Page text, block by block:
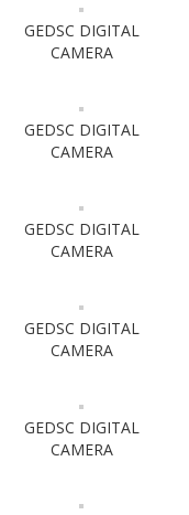
GEDSC DIGITAL
CAMERA
GEDSC DIGITAL
CAMERA
GEDSC DIGITAL
CAMERA
GEDSC DIGITAL
CAMERA
GEDSC DIGITAL
CAMERA